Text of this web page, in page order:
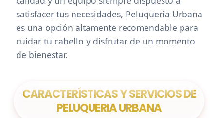
satisfacer tus necesidades, Peluquería Urbana
es una opción altamente recomendable para
cuidar tu cabello y disfrutar de un momento
de bienestar.
CARACTERÍSTICAS Y SERVICIOS DE
PELUQUERIA URBANA